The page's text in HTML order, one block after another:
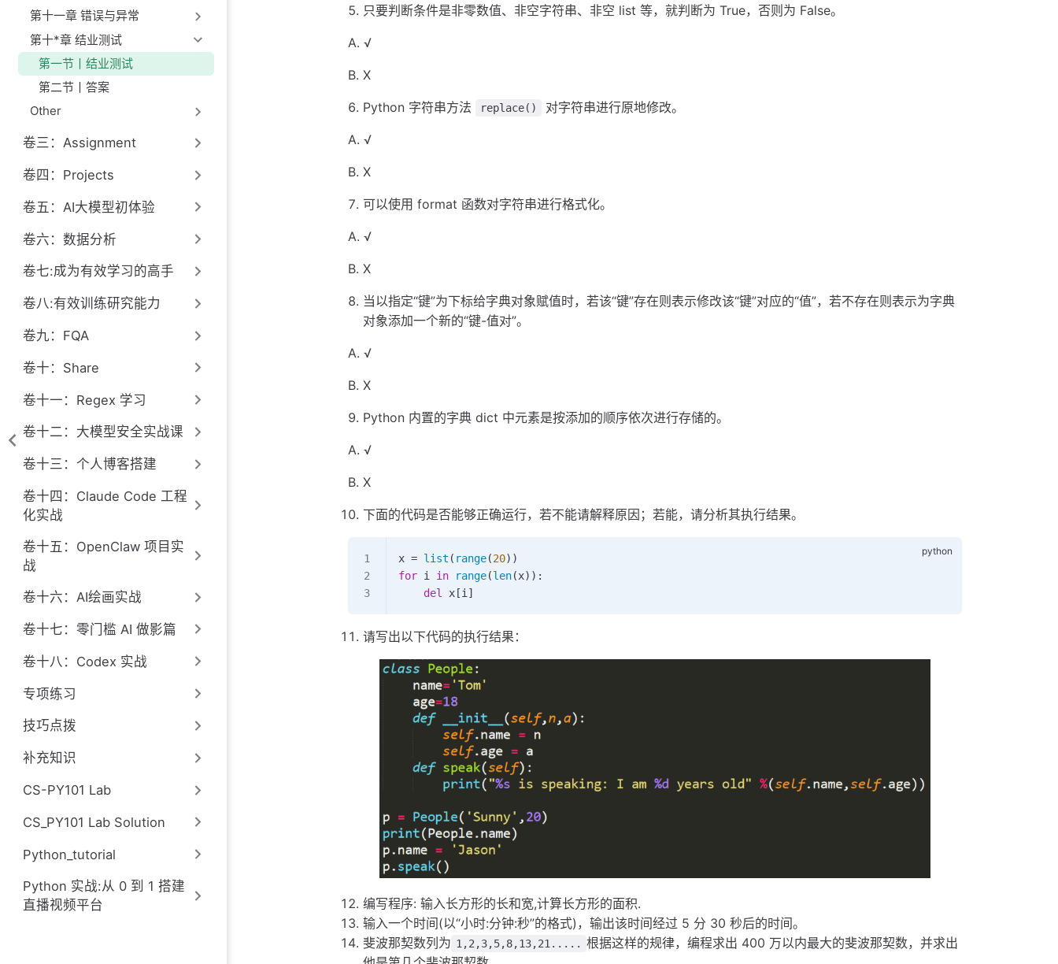
第十一章 错误与异常
第十*章 结业测试
第一节丨结业测试
第二节丨答案
Other
卷三：Assignment
卷四：Projects
卷五：AI大模型初体验
卷六：数据分析
卷七:成为有效学习的高手
卷八:有效训练研究能力
卷九：FQA
卷十：Share
卷十一：Regex 学习
卷十二：大模型安全实战课
卷十三：个人博客搭建
卷十四：Claude Code 工程
化实战
卷十五：OpenClaw 项目实
战
卷十六：AI绘画实战
卷十七：零门槛 AI 做影篇
卷十八：Codex 实战
专项练习
技巧点拨
补充知识
CS-PY101 Lab
CS_PY101 Lab Solution
Python_tutorial
Python 实战:从 0 到 1 搭建
直播视频平台
只要判断条件是非零数值、非空字符串、非空 list 等，就判断为 True，否则为 False。
A. √
B. X
Python 字符串方法 replace() 对字符串进行原地修改。
A. √
B. X
可以使用 format 函数对字符串进行格式化。
A. √
B. X
当以指定“键”为下标给字典对象赋值时，若该“键”存在则表示修改该“键”对应的“值”，若不存在则表示为字典
对象添加一个新的“键-值对”。
A. √
B. X
Python 内置的字典 dict 中元素是按添加的顺序依次进行存储的。
A. √
B. X
下面的代码是否能够正确运行，若不能请解释原因；若能，请分析其执行结果。
x = list ( range(20))
for i in range(len(x)):
    del
x[i]
请写出以下代码的执行结果：
编写程序: 输入长方形的长和宽,计算长方形的面积.
输入一个时间(以“小时:分钟:秒”的格式)，输出该时间经过 5 分 30 秒后的时间。
斐波那契数列为 1,2,3,5,8,13,21..... 根据这样的规律，编程求出 400 万以内最大的斐波那契数，并求出